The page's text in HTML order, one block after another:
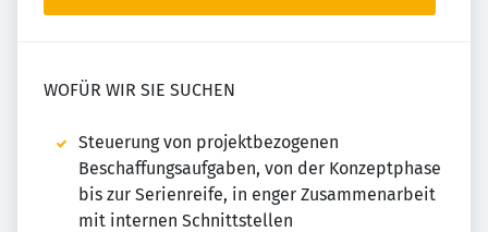
WOFÜR WIR SIE SUCHEN
Steuerung von projektbezogenen
Beschaffungsaufgaben, von der Konzeptphase
bis zur Serienreife, in enger Zusammenarbeit
mit internen Schnittstellen